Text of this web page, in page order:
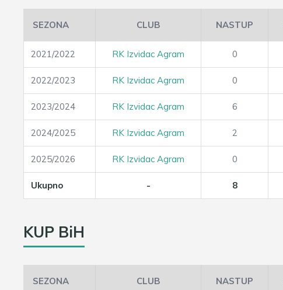
SEZONA CLUB NASTUP
2021/2022 RK Izvidac Agram 0
2022/2023 RK Izvidac Agram 0
2023/2024 RK Izvidac Agram 6
2024/2025 RK Izvidac Agram 2
2025/2026 RK Izvidac Agram 0
Ukupno - 8
KUP BiH
SEZONA CLUB NASTUP